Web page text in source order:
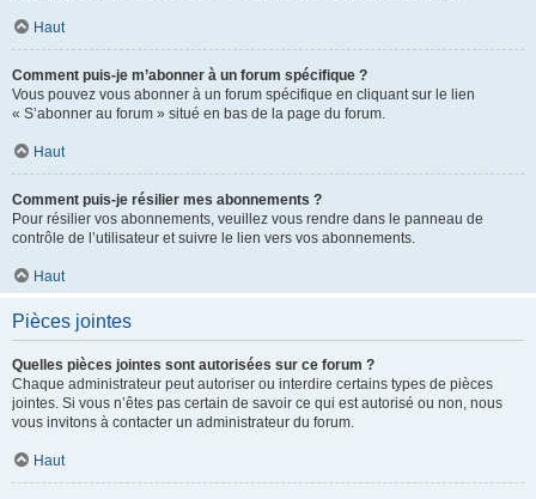
Haut
Comment puis-je m’abonner à un forum spécifique ?
Vous pouvez vous abonner à un forum spécifique en cliquant sur le lien
« S’abonner au forum » situé en bas de la page du forum.
Haut
Comment puis-je résilier mes abonnements ?
Pour résilier vos abonnements, veuillez vous rendre dans le panneau de
contrôle de l’utilisateur et suivre le lien vers vos abonnements.
Haut
Pièces jointes
Quelles pièces jointes sont autorisées sur ce forum ?
Chaque administrateur peut autoriser ou interdire certains types de pièces
jointes. Si vous n’êtes pas certain de savoir ce qui est autorisé ou non, nous
vous invitons à contacter un administrateur du forum.
Haut